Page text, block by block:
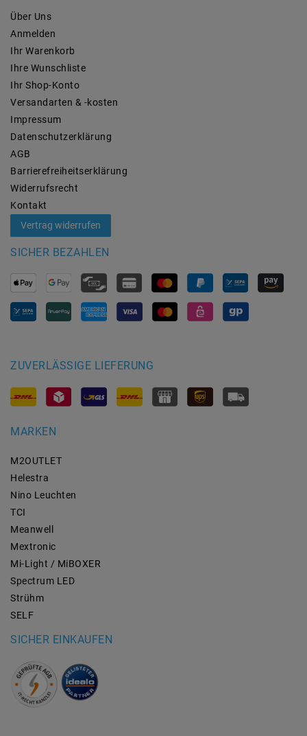
Über Uns
Anmelden
Ihr Warenkorb
Ihre Wunschliste
Ihr Shop-Konto
Versandarten & -kosten
Impressum
Daten­schutz­erklärung
AGB
Barrierefreiheitserklärung
Widerrufs­recht
Kontakt
Vertrag widerrufen
SICHER BEZAHLEN
ZUVERLÄSSIGE LIEFERUNG
MARKEN
M2OUTLET
Helestra
Nino Leuchten
TCI
Meanwell
Mextronic
Mi-Light / MiBOXER
Spectrum LED
Strühm
SELF
SICHER EINKAUFEN